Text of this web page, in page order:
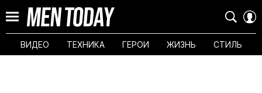
ВИДЕО ТЕХНИКА ГЕРОИ ЖИЗНЬ СТИЛЬ